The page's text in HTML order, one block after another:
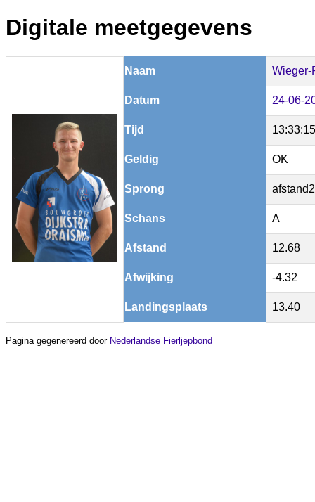
Digitale meetgegevens
Naam Wieger-
Datum 24-06-
Tijd 13:33:15
Geldig OK
Sprong afstand2
Schans A
Afstand 12.68
Afwijking -4.32
Landingsplaats 13.40
Pagina gegenereerd door Nederlandse Fierljepbond